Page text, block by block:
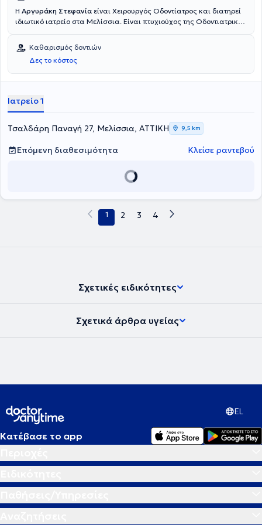
Η Αργυράκη Στεφανία είναι Χειρουργός Οδοντίατρος και διατηρεί
ιδιωτικό ιατρείο στα Μελίσσια. Είναι πτυχιούχος της Οδοντιατρικής
και εξειδικεύεται στην Αισθητική Οδοντιατρική και στα
Εμφυτεύματα. Στο σύγχρονο και φιλόξενο οδοντιατρείο της
προσφέρει πλήθος υπηρεσιών, εξατομικευμένες για τις ανάγκες
εκάστοτε ασθενούς.
Καθαρισμός δοντιών
Δες το κόστος
Ιατρείο 1
Τσαλδάρη Παναγή 27, Μελίσσια, ΑΤΤΙΚΗ 9,5 km
Επόμενη διαθεσιμότητα Κλείσε ραντεβού
1 2 3 4
Σχετικές ειδικότητες
Σχετικά άρθρα υγείας
EL
Κατέβασε το app